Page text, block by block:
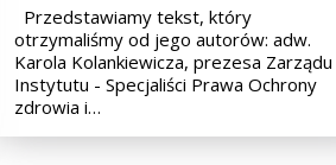
Przedstawiamy tekst, który
otrzymaliśmy od jego autorów: adw.
Karola Kolankiewicza, prezesa Zarządu
Instytutu - Specjaliści Prawa Ochrony
zdrowia i…